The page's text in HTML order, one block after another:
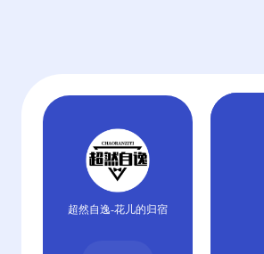
超然自逸-花儿的归宿